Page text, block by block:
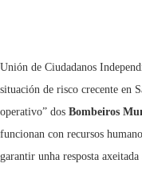
Unión de Ciudadanos
situación de risco crecente en
operativo” dos Bombeiros
funcionan con recursos
garantir unha resposta axeitada